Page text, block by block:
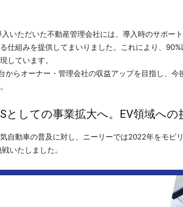
いただいた不動産管理会社には、導入時のサポー
仕組みを提供してまいりました。これにより、
しています。
からオーナー・管理会社の収益アップを目指し、今
としての事業拡大へ。EV領域への
自動車の普及に対し、ニーリーでは2022年をモビ
いたしました。